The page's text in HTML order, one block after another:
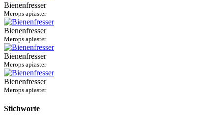
Bienenfresser
Merops apiaster
Bienenfresser
Merops apiaster
Bienenfresser
Merops apiaster
Bienenfresser
Merops apiaster
Stichworte